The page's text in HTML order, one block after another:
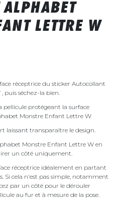
LETTRE W
réceptrice du sticker Autocollant
séchez-la bien.
pellicule protégeant la surface
Monstre Enfant Lettre W
laissant transparaître le design.
Monstre Enfant Lettre W en
un côté uniquement.
réceptrice idéalement en partant
Si cela n'est pas simple, notamment
par un côté pour le dérouler
au fur et à mesure de la pose.